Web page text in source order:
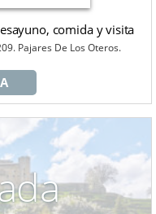
comida y visita
Pajares De Los Oteros.